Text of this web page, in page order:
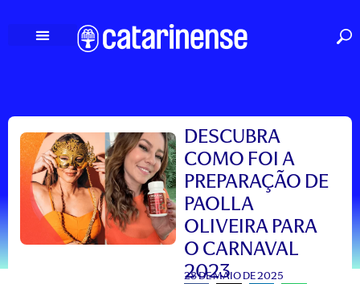
DESCUBRA
COMO FOI A
PREPARAÇÃO DE
PAOLLA
OLIVEIRA PARA
O CARNAVAL
2023
28 DE MAIO DE 2025